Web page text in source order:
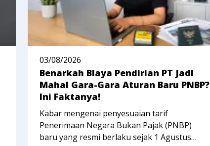
03/08/2026
Benarkah Biaya Pendirian PT Jadi
Mahal Gara-Gara Aturan Baru PNBP?
Ini Faktanya!
Kabar mengenai penyesuaian tarif
Penerimaan Negara Bukan Pajak (PNBP)
baru yang resmi berlaku sejak 1 Agustus